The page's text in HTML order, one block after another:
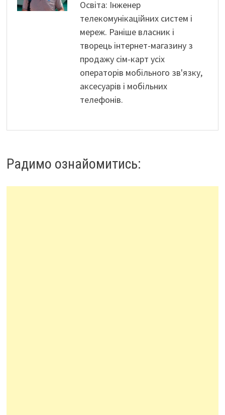
Освіта: Інженер
телекомунікаційних систем і
мереж. Раніше власник і
творець інтернет-магазину з
продажу сім-карт усіх
операторів мобільного зв'язку,
аксесуарів і мобільних
телефонів.
Радимо ознайомитись: